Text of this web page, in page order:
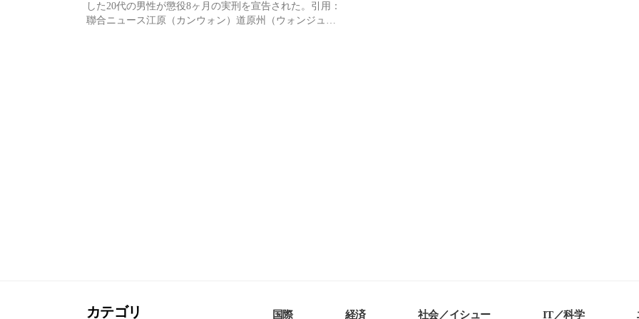
した20代の男性が懲役8ヶ月の実刑を宣告された。引用：
聯合ニュース江原（カンウォン）道原州（ウォンジュ）
カテゴリ 国際 経済 社会／イシュー IT／科学